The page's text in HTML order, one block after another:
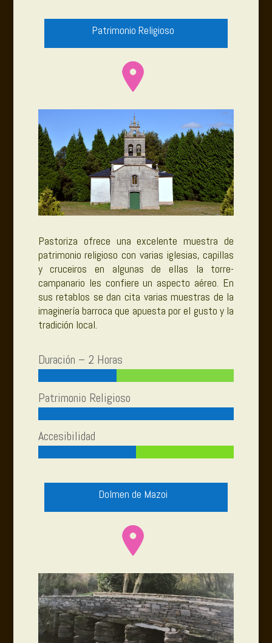
Patrimonio Religioso
Pastoriza ofrece una excelente muestra de
patrimonio religioso con varias iglesias, capillas
y cruceiros en algunas de ellas la torre-
campanario les confiere un aspecto aéreo. En
sus retablos se dan cita varias muestras de la
imaginería barroca que apuesta por el gusto y la
tradición local.
Duración – 2 Horas
Patrimonio Religioso
Accesibilidad
Dolmen de Mazoi